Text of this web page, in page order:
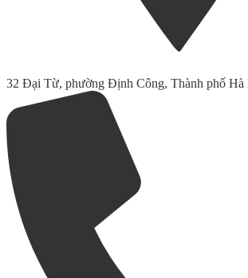
32 Đại Từ, phường Định Công, Thành phố Hà